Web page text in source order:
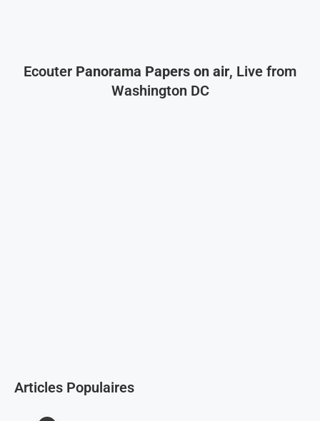
Ecouter Panorama Papers on air, Live from
Washington DC
Articles Populaires